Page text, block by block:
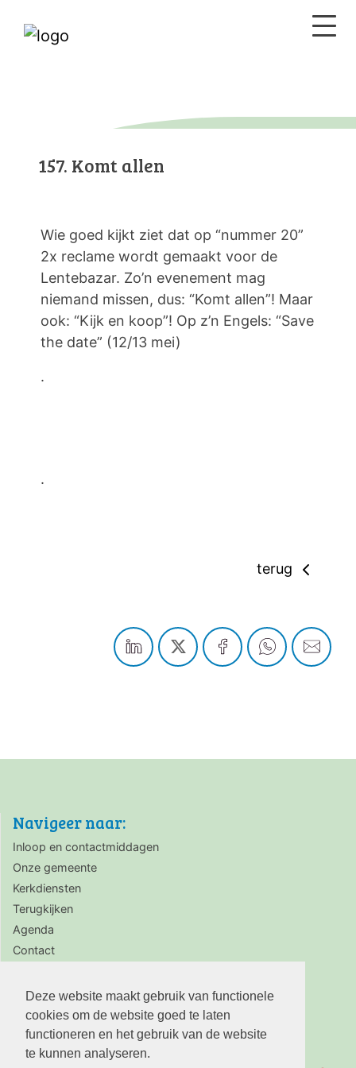
Deze website maakt gebruik van functionele
cookies om de website goed te laten
functioneren en het gebruik van de website
te kunnen analyseren.
157. Komt allen
Wie goed kijkt ziet dat op “nummer 20”
2x reclame wordt gemaakt voor de
Lentebazar. Zo’n evenement mag
niemand missen, dus: “Komt allen”! Maar
ook: “Kijk en koop”! Op z’n Engels: “Save
the date” (12/13 mei)
.
.
terug
Navigeer naar:
Inloop en contactmiddagen
Onze gemeente
Kerkdiensten
Terugkijken
Agenda
Contact